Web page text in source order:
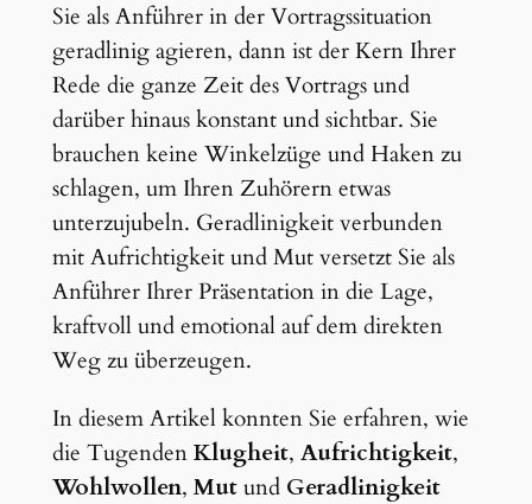
Sie als Anführer in der Vortragssituation
geradlinig agieren, dann ist der Kern Ihrer
Rede die ganze Zeit des Vortrags und
darüber hinaus konstant und sichtbar. Sie
brauchen keine Winkelzüge und Haken zu
schlagen, um Ihren Zuhörern etwas
unterzujubeln. Geradlinigkeit verbunden
mit Aufrichtigkeit und Mut versetzt Sie als
Anführer Ihrer Präsentation in die Lage,
kraftvoll und emotional auf dem direkten
Weg zu überzeugen.
In diesem Artikel konnten Sie erfahren, wie
die TugendenKlugheit, Aufrichtigkeit,
Wohlwollen,Mutund Geradlinigkeit